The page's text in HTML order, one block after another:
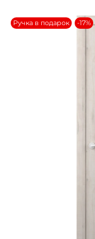
Ручка в подарок -17%